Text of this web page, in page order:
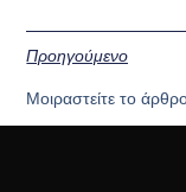
Προηγούμενο
Μοιραστείτε το